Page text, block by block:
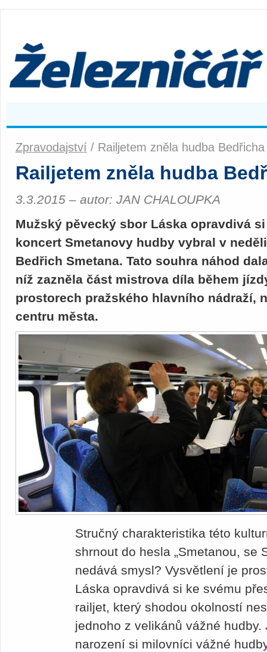
Zpravodajství / Railjetem zněla hudba
Railjetem zněla hudba
3.3.2015 – autor: JAN CHALOUPKA
Mužský pěvecký sbor Láska opravdivá
koncert Smetanovy hudby vybral v
Bedřich Smetana. Tato souhra náhod
níž zazněla část mistrova díla během
prostorech pražského hlavního nádraží,
centru města.
Stručný charakteristika této
shrnout do hesla „Smetanou, se
nedává smysl? Vysvětlení je
Láska opravdivá si ke svému
railjet, který shodou okolností
jednoho z velikánů vážné
narození si milovníci vážné